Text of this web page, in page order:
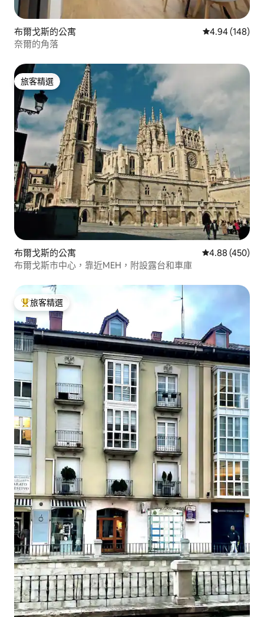
布爾戈斯的公寓 從 148 則評價
4.94 (148)
奈爾的角落
旅客精選
旅客精選
布爾戈斯的公寓 從 450 則評價
4.88 (450)
布爾戈斯市中心，靠近MEH，附設露台和車庫
旅客精選榜首
旅客精選